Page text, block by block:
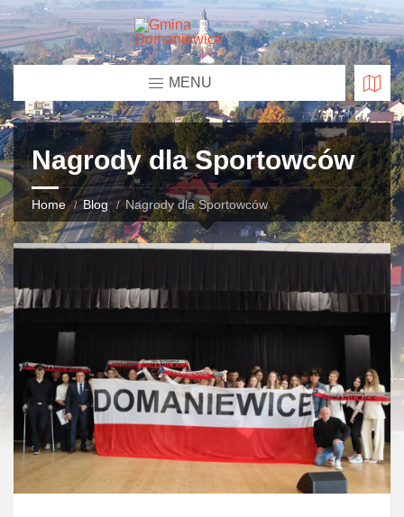
MENU
Nagrody dla Sportowców
Home Blog Nagrody dla Sportowców